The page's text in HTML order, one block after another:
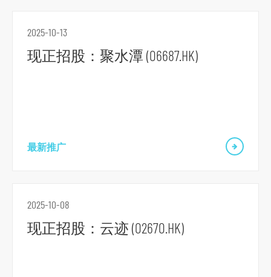
2025-10-13
现正招股：聚水潭 (06687.HK)
最新推广
2025-10-08
现正招股：云迹 (02670.HK)